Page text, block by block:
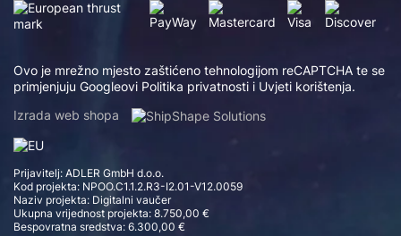
Ovo je mrežno mjesto zaštićeno tehnologijom reCAPTCHA te se
primjenjuju Googleovi Politika privatnosti i Uvjeti korištenja.
Izrada web shopa
Prijavitelj: ADLER GmbH d.o.o.
Kod projekta: NPOO.C1.1.2.R3-I2.01-V12.0059
Naziv projekta: Digitalni vaučer
Ukupna vrijednost projekta: 8.750,00 €
Bespovratna sredstva: 6.300,00 €